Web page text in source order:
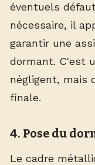
éventuels
nécessaire, il
garantir une
dormant. C'est
négligent, mais
finale.
4. Pose du
Le cadre